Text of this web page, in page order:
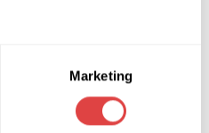
Marketing